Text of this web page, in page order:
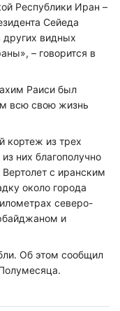
Республики Иран –
Сейеда
видных
– говорится в
Раиси был
всю свою жизнь
кортеж из трех
них благополучно
с иранским
около города
северо-
и
Об этом сообщил